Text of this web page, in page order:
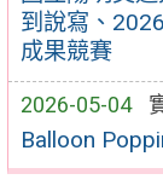
到說寫、
成果競賽
2026-05-04
Balloon